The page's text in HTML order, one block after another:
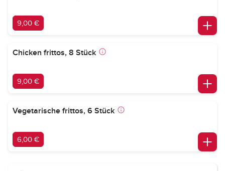
9,00 €
Chicken frittos, 8 Stück
9,00 €
Vegetarische frittos, 6 Stück
6,00 €